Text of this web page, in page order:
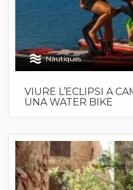
Nàutiques
VIURE L’ECLIPSI A
UNA WATER BIKE